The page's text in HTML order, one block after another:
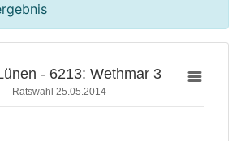
- 6213: Wethmar 3
Ratswahl 25.05.2014